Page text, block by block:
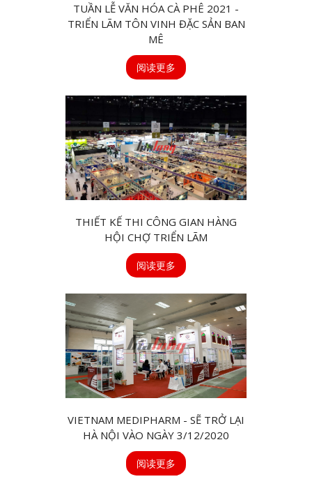
TUẦN LỄ VĂN HÓA CÀ PHÊ 2021 -
TRIỂN LÃM TÔN VINH ĐẶC SẢN BAN
MÊ
阅读更多
THIẾT KẾ THI CÔNG GIAN HÀNG
HỘI CHỢ TRIỂN LÃM
阅读更多
VIETNAM MEDIPHARM - SẼ TRỞ LẠI
HÀ NỘI VÀO NGÀY 3/12/2020
阅读更多